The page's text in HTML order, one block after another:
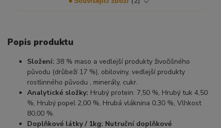
Popis produktu
Složení: 38 % maso a vedlejší produkty živočišného
původu (drůbeží 17 %), obiloviny, vedlejší produkty
rostlinného původu , minerály, cukr.
Analytické složky: Hrubý protein: 7,50 %, Hrubý tuk 4,50
%, Hrubý popel 2,00 %, Hrubá vláknina 0,30 %, Vlhkost
80,00 %.
Doplňkové látky / 1kg: Nutruční doplňkové